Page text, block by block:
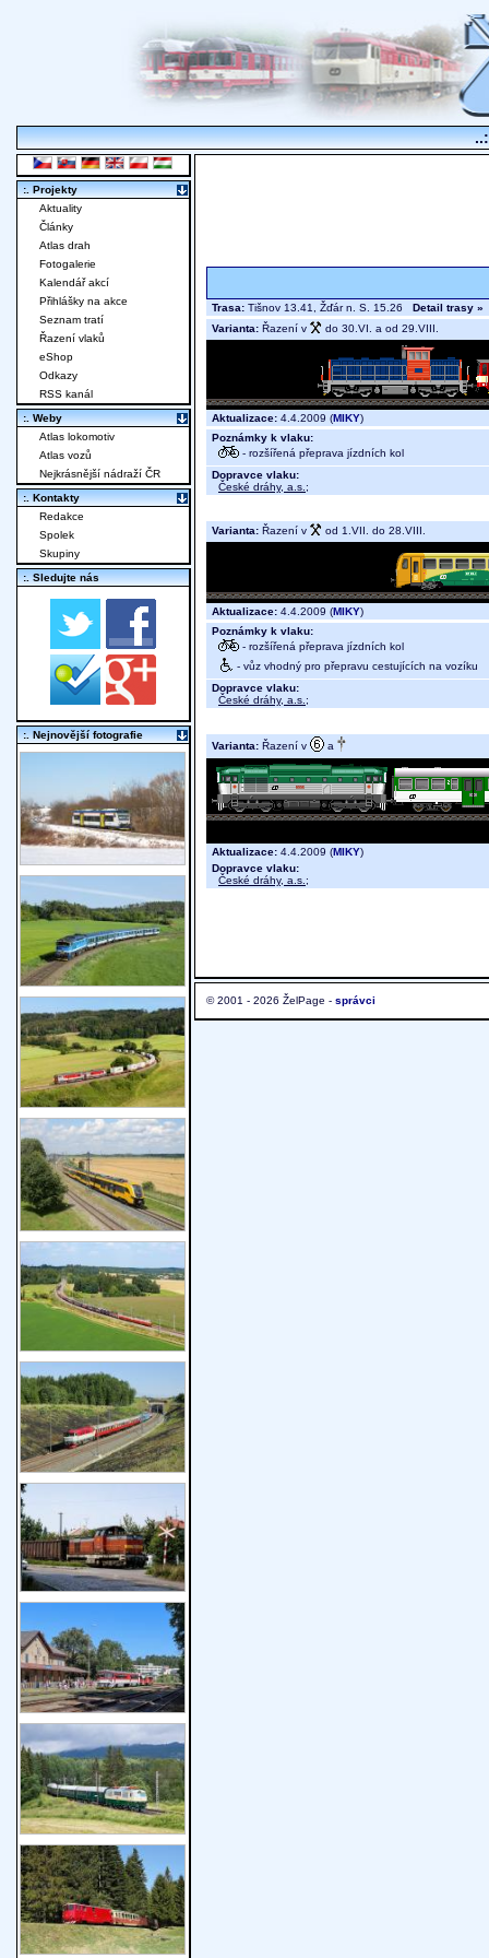
Trasa: Tišnov 13.41, Žďár n. S. 15.26 Detail trasy »
Varianta: Řazení v do 30.VI. a od 29.VIII.
Aktualizace: 4.4.2009 (MIKY)
Poznámky k vlaku:
- rozšířená přeprava jízdních kol
Dopravce vlaku:
České dráhy, a.s. ;
Varianta: Řazení v od 1.VII. do 28.VIII.
Aktualizace: 4.4.2009 (MIKY)
Poznámky k vlaku:
- rozšířená přeprava jízdních kol
- vůz vhodný pro přepravu cestujících na vozíku
Dopravce vlaku:
České dráhy, a.s. ;
Varianta: Řazení v a
Aktualizace: 4.4.2009 (MIKY)
Dopravce vlaku:
České dráhy, a.s. ;
© 2001 - 2026 ŽelPage - správci
:. Projekty
Aktuality
Články
Atlas drah
Fotogalerie
Kalendář akcí
Přihlášky na akce
Seznam tratí
Řazení vlaků
eShop
Odkazy
RSS kanál
:. Weby
Atlas lokomotiv
Atlas vozů
Nejkrásnější nádraží ČR
:. Kontakty
Redakce
Spolek
Skupiny
:. Sledujte nás
:. Nejnovější fotografie